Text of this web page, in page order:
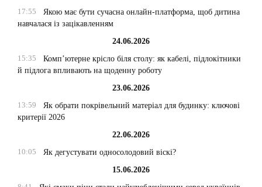
17:55
Якою має бути сучасна онлайн-платформа, щоб дитина
навчалася із зацікавленням
24.06.2026
15:35
Комп’ютерне крісло біля столу: як кабелі, підлокітники
й підлога впливають на щоденну роботу
23.06.2026
13:59
Як обрати покрівельний матеріал для будинку: ключові
критерії 2026
22.06.2026
10:05
Як дегустувати односолодовий віскі?
15.06.2026